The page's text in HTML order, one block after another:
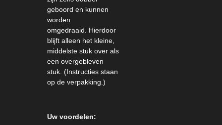
geboord en kunnen
worden
omgedraaid. Hierdoor
blijft alleen het kleine,
middelste stuk over als
een overgebleven
stuk. (Instructies staan ​​
op de verpakking.)
Uw voordelen: